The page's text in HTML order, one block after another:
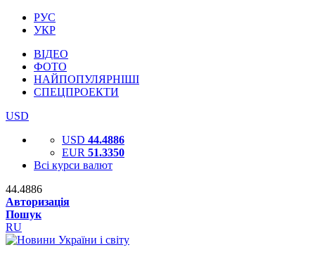
РУС
УКР
ВІДЕО
ФОТО
НАЙПОПУЛЯРНІШІ
СПЕЦПРОЕКТИ
USD
USD 44.4886
EUR 51.3350
Всі курси валют
44.4886
Авторизація
Пошук
RU